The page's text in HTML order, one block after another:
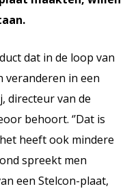
dat in de loop van
veranderen in een
directeur van de
behoort. ‘’Dat is
heeft ook mindere
spreekt men
een Stelcon-plaat,